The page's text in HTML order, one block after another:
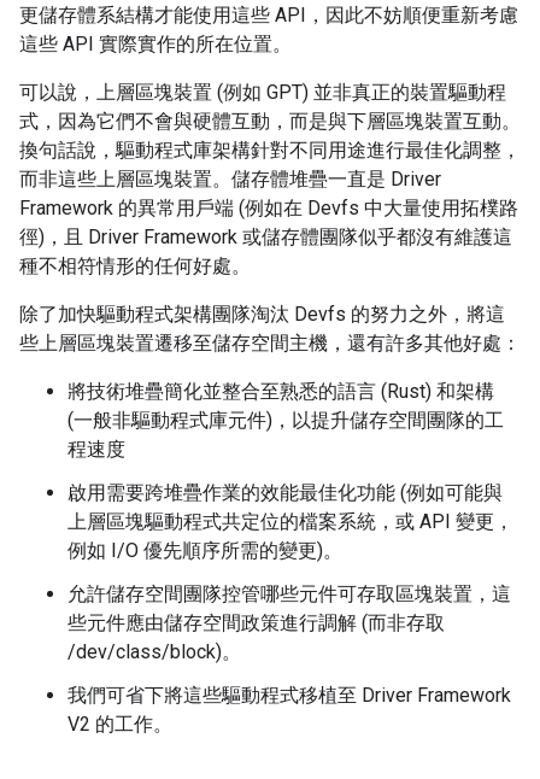
更儲存體系結構才能使用這些 API，因此不妨順便重新考慮
這些 API 實際實作的所在位置。
可以說，上層區塊裝置 (例如 GPT) 並非真正的裝置驅動程
式，因為它們不會與硬體互動，而是與下層區塊裝置互動。
換句話說，驅動程式庫架構針對不同用途進行最佳化調整，
而非這些上層區塊裝置。儲存體堆疊一直是 Driver
Framework 的異常用戶端 (例如在 Devfs 中大量使用拓樸路
徑)，且 Driver Framework 或儲存體團隊似乎都沒有維護這
種不相符情形的任何好處。
除了加快驅動程式架構團隊淘汰 Devfs 的努力之外，將這
些上層區塊裝置遷移至儲存空間主機，還有許多其他好處：
將技術堆疊簡化並整合至熟悉的語言 (Rust) 和架構
(一般非驅動程式庫元件)，以提升儲存空間團隊的工
程速度
啟用需要跨堆疊作業的效能最佳化功能 (例如可能與
上層區塊驅動程式共定位的檔案系統，或 API 變更，
例如 I/O 優先順序所需的變更)。
允許儲存空間團隊控管哪些元件可存取區塊裝置，這
些元件應由儲存空間政策進行調解 (而非存取
/dev/class/block)。
我們可省下將這些驅動程式移植至 Driver Framework
V2 的工作。